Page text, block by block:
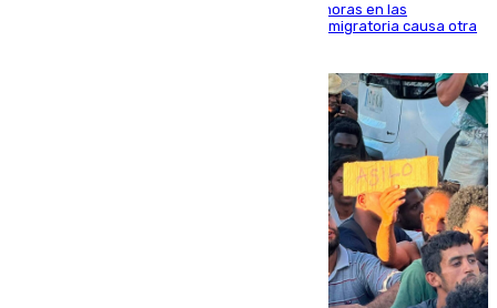
El accidente se produjo alrededor de las 8.00 horas en las
inmediaciones del espigón de Benzú y la crisis migratoria causa otra